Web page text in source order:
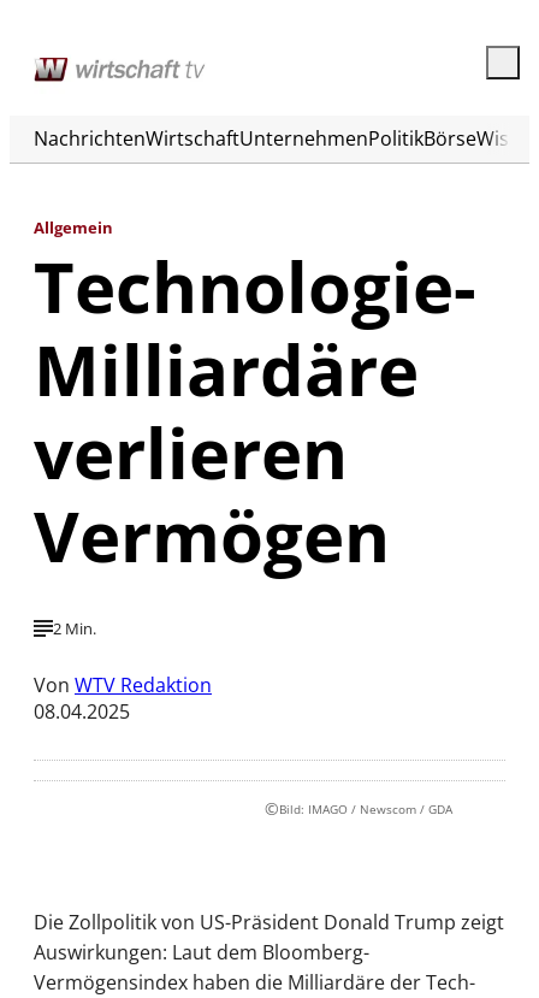
NachrichtenWirtschaftUnternehmenPolitikBörse
Allgemein
Technologie-
Milliardäre
verlieren
Vermögen
2 Min.
Von WTV Redaktion
08.04.2025
©Bild: IMAGO / Newscom / GDA
Die Zollpolitik von US-Präsident Donald Trump zeigt
Auswirkungen: Laut dem Bloomberg-
Vermögensindex haben die Milliardäre der Tech-